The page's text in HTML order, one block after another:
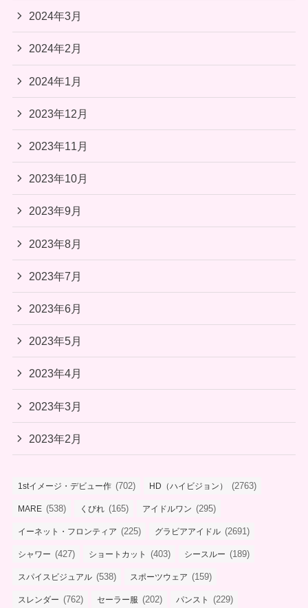
2024年3月
2024年2月
2024年1月
2023年12月
2023年11月
2023年10月
2023年9月
2023年8月
2023年7月
2023年6月
2023年5月
2023年4月
2023年3月
2023年2月
1stイメージ・デビュー作 (702) HD（ハイビジョン） (2763)
MARE (538) くびれ (165) アイドルワン (295)
イーネット・フロンティア (225) グラビアアイドル (2691)
シャワー (427) ショートカット (403) シースルー (189)
スパイスビジュアル (538) スポーツウェア (159)
スレンダー (762) セーラー服 (202) パンスト (229)